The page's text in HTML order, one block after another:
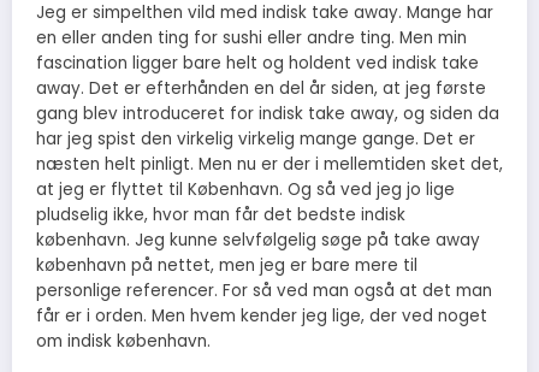
Jeg er simpelthen vild med indisk take away. Mange har
en eller anden ting for sushi eller andre ting. Men min
fascination ligger bare helt og holdent ved indisk take
away. Det er efterhånden en del år siden, at jeg første
gang blev introduceret for indisk take away, og siden da
har jeg spist den virkelig virkelig mange gange. Det er
næsten helt pinligt. Men nu er der i mellemtiden sket det,
at jeg er flyttet til København. Og så ved jeg jo lige
pludselig ikke, hvor man får det bedste indisk
københavn. Jeg kunne selvfølgelig søge på take away
københavn på nettet, men jeg er bare mere til
personlige referencer. For så ved man også at det man
får er i orden. Men hvem kender jeg lige, der ved noget
om indisk københavn.